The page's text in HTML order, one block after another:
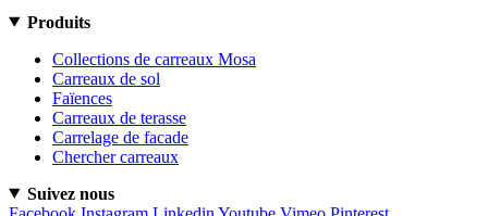
Produits
Collections de carreaux Mosa
Carreaux de sol
Faïences
Carreaux de terasse
Carrelage de facade
Chercher carreaux
Suivez nous